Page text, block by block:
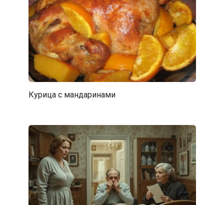
Курица с мандаринами